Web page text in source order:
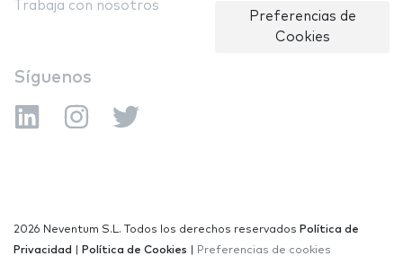
Trabaja con nosotros
Preferencias de
Cookies
Síguenos
2026 Neventum S.L. Todos los derechos reservados Política de
Privacidad
Política de Cookies Preferencias de cookies